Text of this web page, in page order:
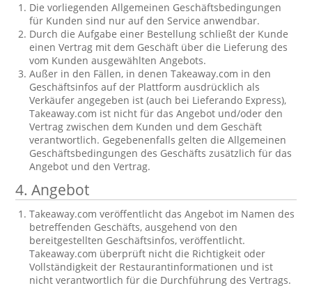
Die vorliegenden Allgemeinen Geschäftsbedingungen
für Kunden sind nur auf den Service anwendbar.
Durch die Aufgabe einer Bestellung schließt der Kunde
einen Vertrag mit dem Geschäft über die Lieferung des
vom Kunden ausgewählten Angebots.
Außer in den Fällen, in denen Takeaway.com in den
Geschäftsinfos auf der Plattform ausdrücklich als
Verkäufer angegeben ist (auch bei Lieferando Express),
Takeaway.com ist nicht für das Angebot und/oder den
Vertrag zwischen dem Kunden und dem Geschäft
verantwortlich. Gegebenenfalls gelten die Allgemeinen
Geschäftsbedingungen des Geschäfts zusätzlich für das
Angebot und den Vertrag.
4. Angebot
Takeaway.com veröffentlicht das Angebot im Namen des
betreffenden Geschäfts, ausgehend von den
bereitgestellten Geschäftsinfos, veröffentlicht.
Takeaway.com überprüft nicht die Richtigkeit oder
Vollständigkeit der Restaurantinformationen und ist
nicht verantwortlich für die Durchführung des Vertrags.